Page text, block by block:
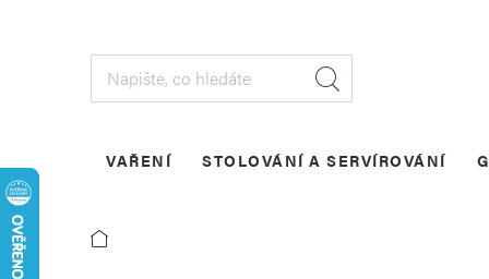
VAŘENÍ STOLOVÁNÍ A SERVÍROVÁNÍ